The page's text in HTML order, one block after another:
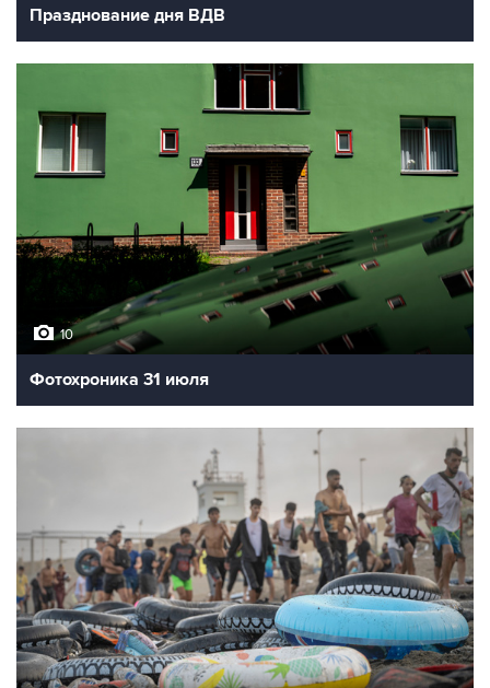
Празднование дня ВДВ
10
Фотохроника 31 июля